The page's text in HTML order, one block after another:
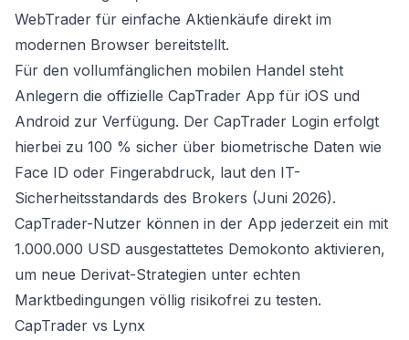
WebTrader für einfache Aktienkäufe direkt im
modernen Browser bereitstellt.
Für den vollumfänglichen mobilen Handel steht
Anlegern die offizielle CapTrader App für iOS und
Android zur Verfügung. Der CapTrader Login erfolgt
hierbei zu 100 % sicher über biometrische Daten wie
Face ID oder Fingerabdruck, laut den IT-
Sicherheitsstandards des Brokers (Juni 2026).
CapTrader-Nutzer können in der App jederzeit ein mit
1.000.000 USD ausgestattetes Demokonto aktivieren,
um neue Derivat-Strategien unter echten
Marktbedingungen völlig risikofrei zu testen.
CapTrader vs Lynx